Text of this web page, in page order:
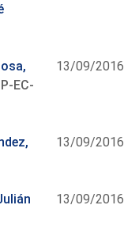
EC-
13/09/2016
13/09/2016
13/09/2016